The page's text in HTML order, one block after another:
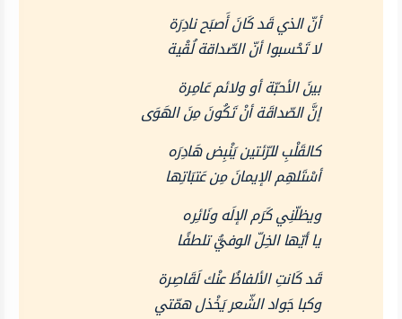
أنّ الذي قَد كَانَ أَصبَح نادِرَة
لا تَحْسبوا أنّ الصّداقة لُقْية
بينَ الأحبّة أو ولائم عَامِرة
إنَّ الصّداقَة أنْ تَكُونَ مِنَ الهَوَى
كالقَلْبِ للرّئتين يَنْبِض هَادِرَه
أسْتَلهِم الإيمانَ مِن عَتبَاتِها
ويظلّنِي كَرَم الإلَه ونَائِره
يا أيّها الخِلّ الوفيُّ تلطفًا
قَد كَانتِ الألفاظُ عنْك لَقَاصِرة
وكبا جَواد الشّعر يَخْذل همّتي